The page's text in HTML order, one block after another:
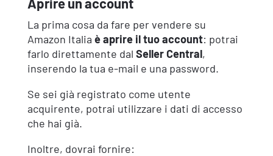
La prima cosa da fare per vendere su
Amazon Italia è aprire il tuo account: potrai
farlo direttamente dal Seller Central,
inserendo la tua e-mail e una password.
Se sei già registrato come utente
acquirente, potrai utilizzare i dati di accesso
che hai già.
Inoltre, dovrai fornire: